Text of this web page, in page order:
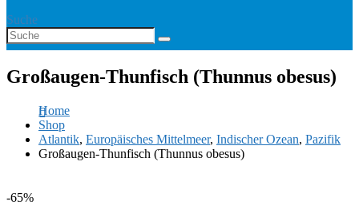
Suche
Großaugen-Thunfisch (Thunnus obesus)
Home
Shop
Atlantik, Europäisches Mittelmeer, Indischer Ozean, Pazifik
Großaugen-Thunfisch (Thunnus obesus)
-65%